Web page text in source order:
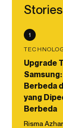
1
Upgrade
Berbeda
yang
Berbeda
Risma